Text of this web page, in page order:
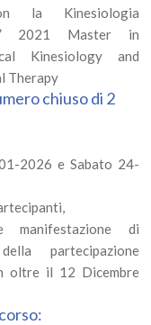
la Kinesiologia
2021 Master in
Kinesiology and
Therapy
chiuso di 2
2026 e Sabato 24-
manifestazione di
partecipazione
oltre il 12 Dicembre